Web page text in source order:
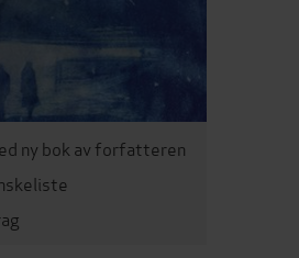
ny bok av forfatteren